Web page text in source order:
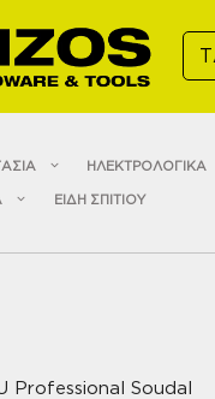
ΗΛΕΚΤΡΟΛΟΓΙΚΑ
ΕΙΔΗ ΣΠΙΤΙΟΥ
Professional Soudal